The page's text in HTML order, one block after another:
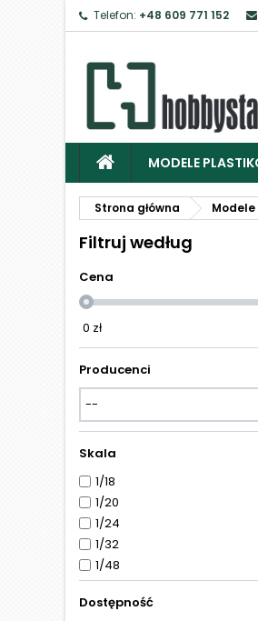
Telefon: +48 609 771 152
MODELE
Strona główna
Filtruj według
Cena
0 zł
Producenci
Skala
1/18
1/20
1/24
1/32
1/48
Dostępność